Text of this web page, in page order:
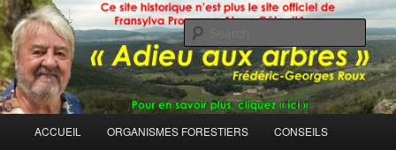
Skip
ACCUEIL ORGANISMES FORESTIERS CONSEILS